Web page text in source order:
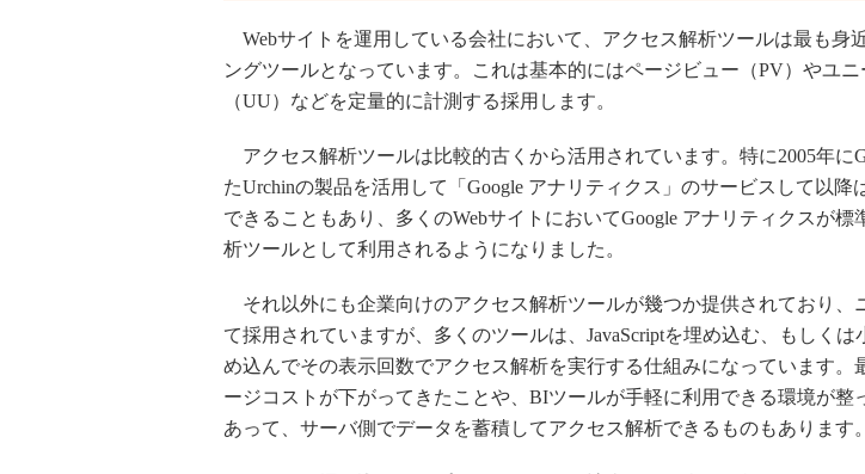
Webサイトを運用している会社において、アクセス解析ツールは最も身
ングツールとなっています。これは基本的にはページビュー（PV）やユ
（UU）などを定量的に計測する採用します。
アクセス解析ツールは比較的古くから活用されています。特に2005年に
たUrchinの製品を活用して「Google アナリティクス」のサービスして以降
できることもあり、多くのWebサイトにおいてGoogle アナリティクスが標
析ツールとして利用されるようになりました。
それ以外にも企業向けのアクセス解析ツールが幾つか提供されており、
て採用されていますが、多くのツールは、JavaScriptを埋め込む、もしくは
め込んでその表示回数でアクセス解析を実行する仕組みになっています。
ージコストが下がってきたことや、BIツールが手軽に利用できる環境が整
あって、サーバ側でデータを蓄積してアクセス解析できるものもあります。